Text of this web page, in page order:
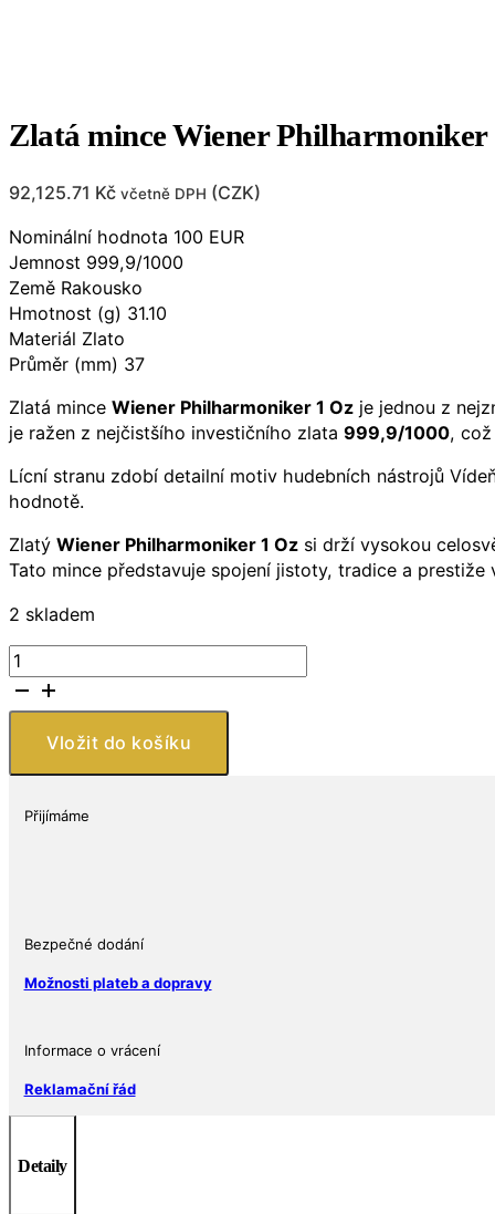
Zlatá mince Wiener Philharmoniker
92,125.71 Kč včetně DPH (CZK)
Nominální hodnota 100 EUR
Jemnost 999,9/1000
Země Rakousko
Hmotnost (g) 31.10
Materiál Zlato
Průměr (mm) 37
Zlatá mince Wiener Philharmoniker 1 Oz je jednou z
je ražen z nejčistšího investičního zlata 999,9/1000,
Lícní stranu zdobí detailní motiv hudebních nástrojů
hodnotě.
Zlatý Wiener Philharmoniker 1 Oz si drží vysokou
Tato mince představuje spojení jistoty, tradice a prestiže
2 skladem
Zlatá
mince
Wiener
Philharmoniker
Oz
Rakousko
Vložit do košíku
Přijímáme
Bezpečné dodání
Možnosti plateb a dopravy
Informace o vrácení
Reklamační řád
Detaily